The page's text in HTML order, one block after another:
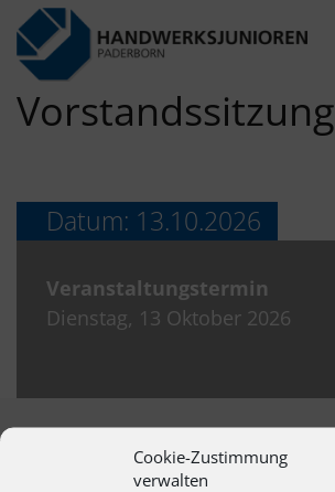
Cookie-Zustimmung
verwalten
Vorstandssitzung
Datum: 13.10.2026
Veranstaltungstermin
Dienstag, 13 Oktober 2026